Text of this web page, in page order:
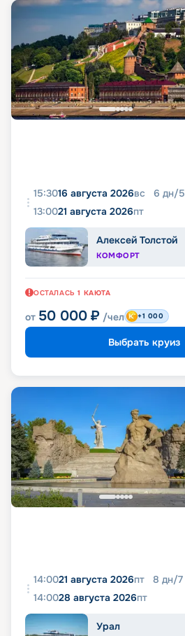
15:3016 августа 2026вс 6 дн/5
13:0021 августа 2026пт
Алексей Толстой
КОМФОРТ
ОСТАЛАСЬ 1 КАЮТА
от 50 000 ₽ /чел +1 000
Выбрать круиз
14:0021 августа 2026пт 8 дн/7
14:0028 августа 2026пт
Урал